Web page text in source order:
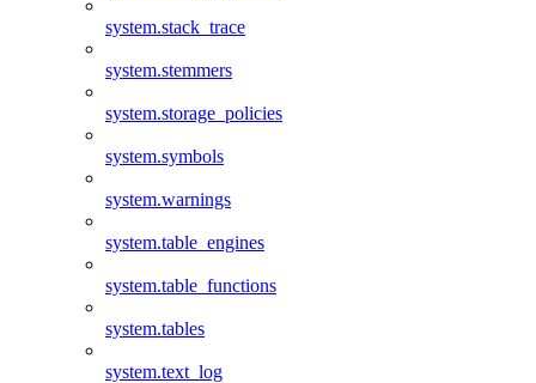
system.stack_trace
system.stemmers
system.storage_policies
system.symbols
system.warnings
system.table_engines
system.table_functions
system.tables
system.text_log